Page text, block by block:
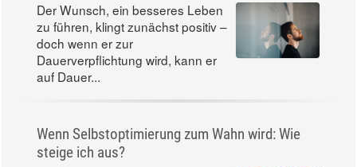
Der Wunsch, ein besseres Leben
zu führen, klingt zunächst positiv –
doch wenn er zur
Dauerverpflichtung wird, kann er
auf Dauer...
Wenn Selbstoptimierung zum Wahn wird: Wie
steige ich aus?